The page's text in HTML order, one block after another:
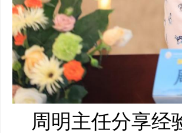
周明主任分享经